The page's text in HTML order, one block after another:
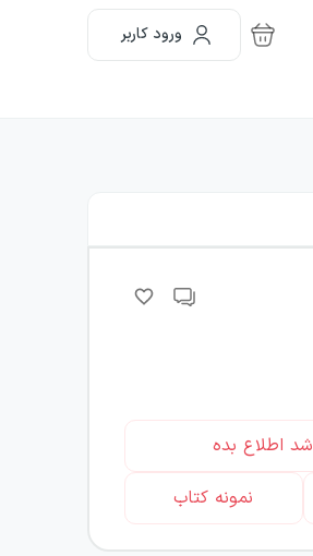
ورود کاربر
اطلاع بده
نمونه کتاب